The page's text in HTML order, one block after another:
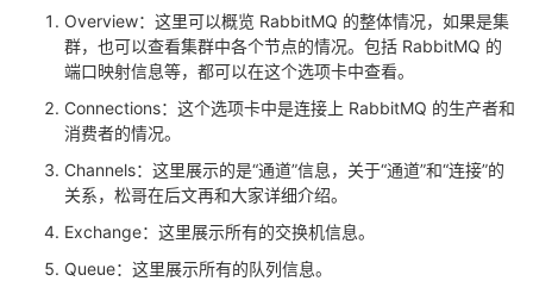
者
支
技
的
Overview：这里可以概览 RabbitMQ 的整体情况，如果是集
群，也可以查看集群中各个节点的情况。包括 RabbitMQ 的
端口映射信息等，都可以在这个选项卡中查看。
Connections：这个选项卡中是连接上 RabbitMQ 的生产者和
消费者的情况。
Channels：这里展示的是“通道”信息，关于“通道”和“连接”的
关系，松哥在后文再和大家详细介绍。
Exchange：这里展示所有的交换机信息。
Queue：这里展示所有的队列信息。